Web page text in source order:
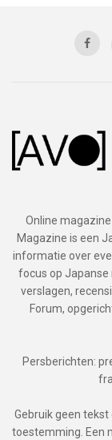
Online
Magazine is een
informatie over
focus op Japanse
verslagen,
Forum,
Persberichten:
Gebruik geen
toestemming. Een